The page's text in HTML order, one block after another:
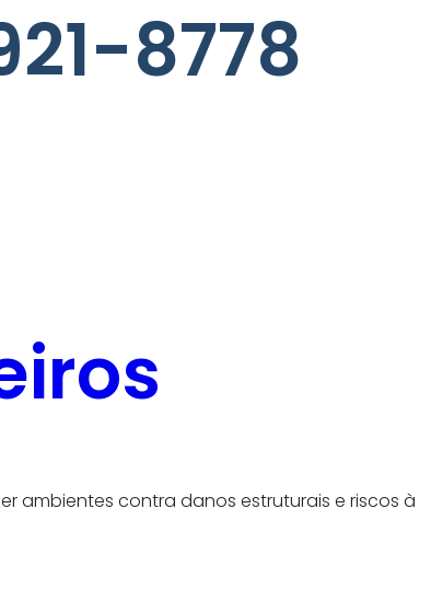
8778
ambientes contra danos estruturais e riscos à